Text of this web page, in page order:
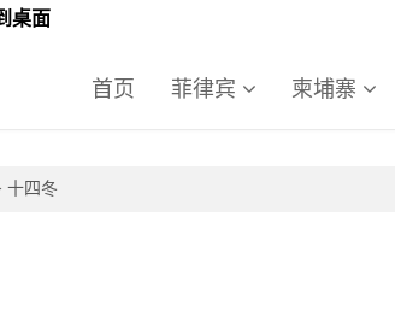
首页 菲律宾 柬埔寨
桌面
十四冬